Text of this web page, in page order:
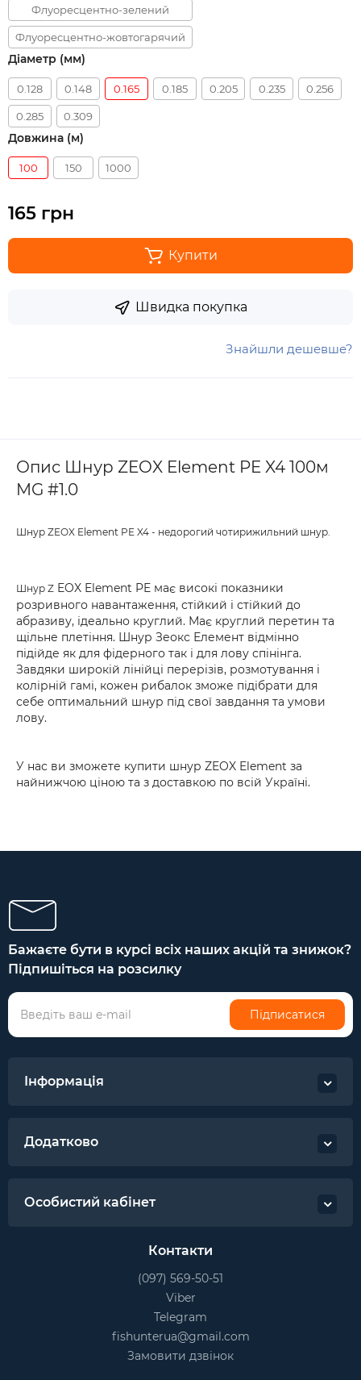
Флуоресцентно-зелений
Флуоресцентно-жовтогарячий
Діаметр (мм)
0.128 0.148 0.165 0.185 0.205 0.235 0.256
0.285 0.309
Довжина (м)
100 150 1000
165 грн
Купити
Швидка покупка
Знайшли дешевше?
Опис Шнур ZEOX Element PE X4 100м
MG #1.0
Шнур ZEOX Element PE X4 - недорогий чотирижильний шнур.
Шнур Z EOX Element PE має високі показники
розривного навантаження, стійкий і стійкий до
абразиву, ідеально круглий. Має круглий перетин та
щільне плетіння. Шнур Зеокс Елемент відмінно
підійде як для фідерного так і для лову спінінга.
Завдяки широкій лінійці перерізів, розмотування і
колірній гамі, кожен рибалок зможе підібрати для
себе оптимальний шнур під свої завдання та умови
лову.
У нас ви зможете купити шнур ZEOX Element за
найнижчою ціною та з доставкою по всій Україні.
Бажаєте бути в курсі всіх наших акцій та знижок?
Підпишіться на розсилку
Підписатися
Інформація
Додатково
Особистий кабінет
Контакти
(097) 569-50-51
Viber
Telegram
fishunterua@gmail.com
Замовити дзвінок